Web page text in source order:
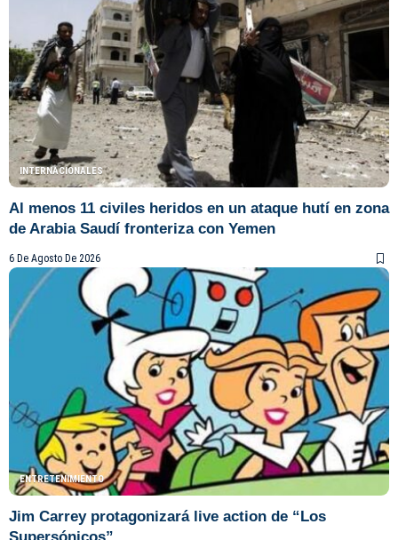
INTERNACIONALES
Al menos 11 civiles heridos en un ataque hutí en zona
de Arabia Saudí fronteriza con Yemen
6 De Agosto De 2026
ENTRETENIMIENTO
Jim Carrey protagonizará live action de “Los